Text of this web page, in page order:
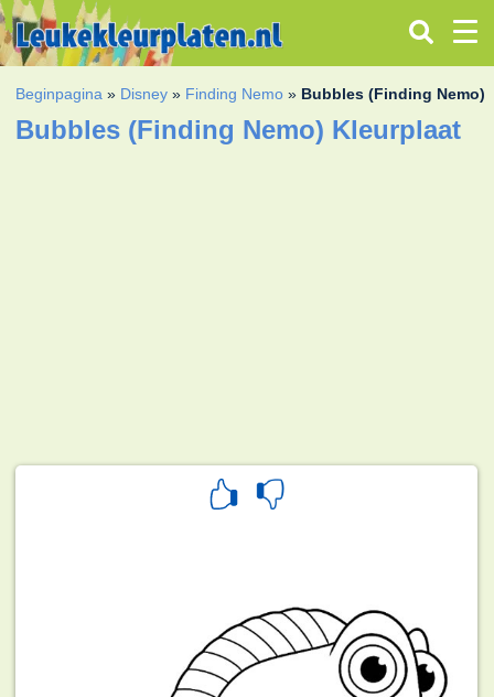
Beginpagina » Disney » Finding Nemo » Bubbles (Finding Nemo)
Bubbles (Finding Nemo) Kleurplaat